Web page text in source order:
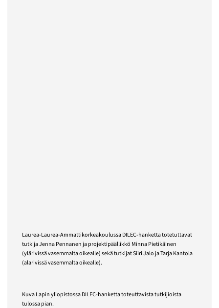
Laurea-Laurea-Ammattikorkeakoulussa DILEC-hanketta totetuttavat
tutkija Jenna Pennanen ja projektipäällikkö Minna Pietikäinen
(ylärivissä vasemmalta oikealle) sekä tutkijat Siiri Jalo ja Tarja Kantola
(alarivissä vasemmalta oikealle).
Kuva Lapin yliopistossa DILEC-hanketta toteuttavista tutkijioista
tulossa pian.